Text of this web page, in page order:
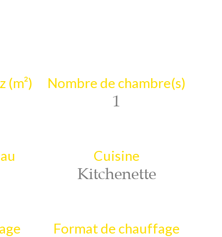
(m²) Nombre de chambre(s)
1
Cuisine
Kitchenette
Format de chauffage